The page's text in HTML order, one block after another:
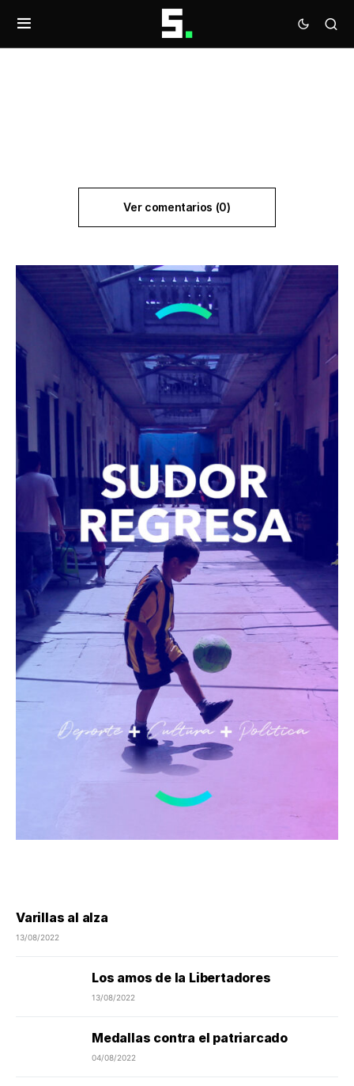
Ver comentarios (0)
Varillas al alza
13/08/2022
Los amos de la Libertadores
13/08/2022
Medallas contra el patriarcado
04/08/2022